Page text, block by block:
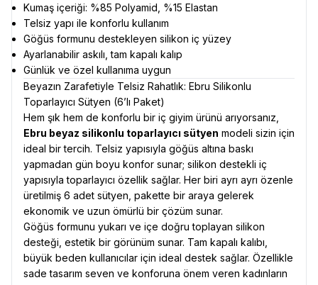
Kumaş içeriği: %85 Polyamid, %15 Elastan
Telsiz yapı ile konforlu kullanım
Göğüs formunu destekleyen silikon iç yüzey
Ayarlanabilir askılı, tam kapalı kalıp
Günlük ve özel kullanıma uygun
Beyazın Zarafetiyle Telsiz Rahatlık: Ebru Silikonlu
Toparlayıcı Sütyen (6’lı Paket)
Hem şık hem de konforlu bir iç giyim ürünü arıyorsanız,
Ebru beyaz silikonlu toparlayıcı sütyen modeli sizin için
ideal bir tercih. Telsiz yapısıyla göğüs altına baskı
yapmadan gün boyu konfor sunar; silikon destekli iç
yapısıyla toparlayıcı özellik sağlar. Her biri ayrı ayrı özenle
üretilmiş 6 adet sütyen, pakette bir araya gelerek
ekonomik ve uzun ömürlü bir çözüm sunar.
Göğüs formunu yukarı ve içe doğru toplayan silikon
desteği, estetik bir görünüm sunar. Tam kapalı kalıbı,
büyük beden kullanıcılar için ideal destek sağlar. Özellikle
sade tasarım seven ve konforuna önem veren kadınların